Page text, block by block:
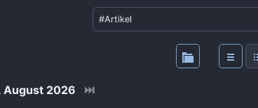
August 2026 ⏭